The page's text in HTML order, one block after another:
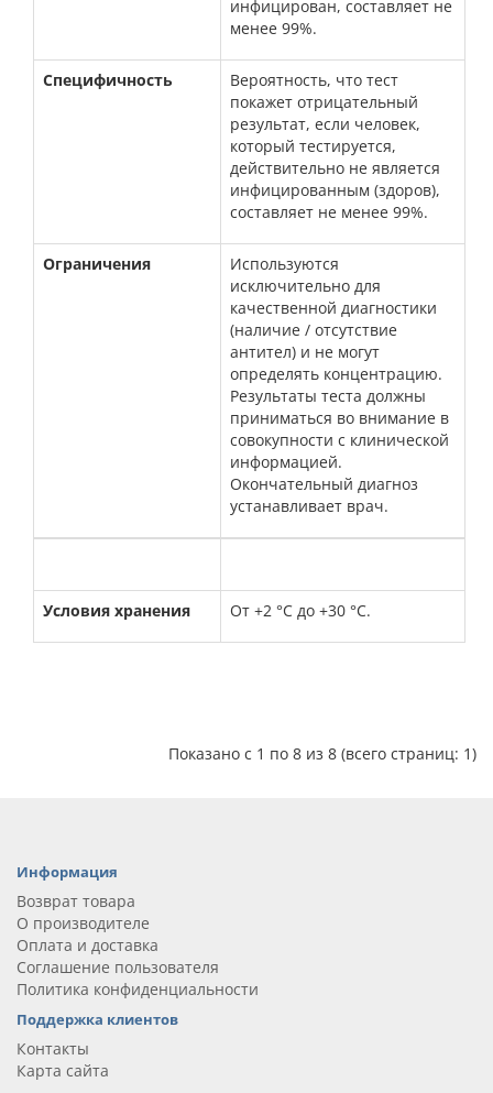
инфицирован, составляет не
менее 99%.
Специфичность
Вероятность, что тест
покажет отрицательный
результат, если человек,
который тестируется,
действительно не является
инфицированным (здоров),
составляет не менее 99%.
Ограничения
Используются
исключительно для
качественной диагностики
(наличие / отсутствие
антител) и не могут
определять концентрацию.
Результаты теста должны
приниматься во внимание в
совокупности с клинической
информацией.
Окончательный диагноз
устанавливает врач.
Условия хранения От +2 °С до +30 °С.
Показано с 1 по 8 из 8 (всего страниц: 1)
Информация
Возврат товара
О производителе
Оплата и доставка
Соглашение пользователя
Политика конфиденциальности
Поддержка клиентов
Контакты
Карта сайта